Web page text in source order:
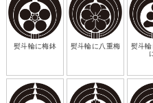
熨斗輪に梅鉢 熨斗輪に八重梅
熨斗